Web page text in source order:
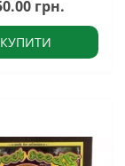
грн.
КУПИТИ